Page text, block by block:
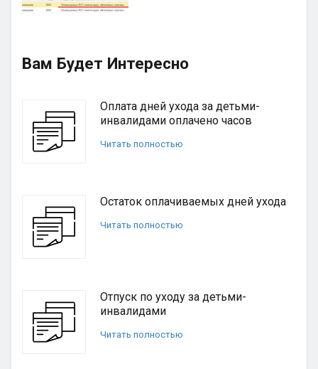
Вам Будет Интересно
Оплата дней ухода за детьми-
инвалидами оплачено часов
Читать полностью
Остаток оплачиваемых дней ухода
Читать полностью
Отпуск по уходу за детьми-
инвалидами
Читать полностью